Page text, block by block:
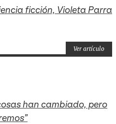
ficción, Violeta Parra
Ver artículo
han cambiado, pero